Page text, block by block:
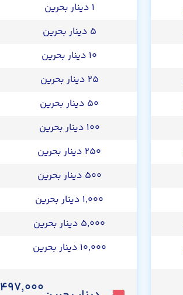
۱ دینار بحرین
۵ دینار بحرین
۱۰ دینار بحرین
۲۵ دینار بحرین
۵۰ دینار بحرین
۱۰۰ دینار بحرین
۲۵۰ دینار بحرین
۵۰۰ دینار بحرین
۱,۰۰۰ دینار بحرین
۵,۰۰۰ دینار بحرین
۱۰,۰۰۰ دینار بحرین
۴۹۷,۰۰۰